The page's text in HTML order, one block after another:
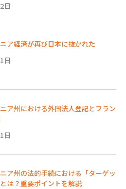
日
ア経済が再び日本に抜かれた
日
ア州における外国法人登記とフラン
日
ア州の法的手続における「ターゲッ
は？重要ポイントを解説